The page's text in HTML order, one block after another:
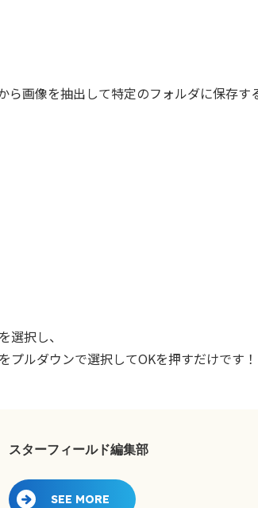
ら画像を抽出して特定のフォルダに保存す
選択し、
ルダウンで選択してOKを押すだけです！
スターフィールド編集部
SEE MORE